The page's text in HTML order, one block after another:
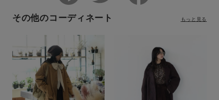
その他のコーディネート もっと見る